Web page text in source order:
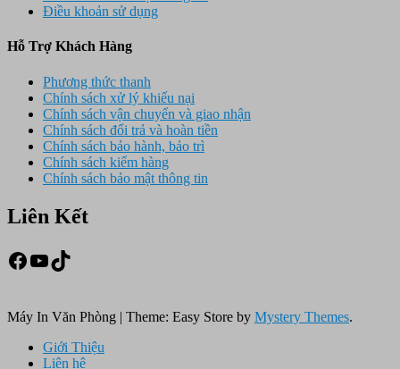
Điều khoản sử dụng
Hỗ Trợ Khách Hàng
Phương thức thanh
Chính sách xử lý khiếu nại
Chính sách vận chuyển và giao nhận
Chính sách đổi trả và hoàn tiền
Chính sách bảo hành, bảo trì
Chính sách kiểm hàng
Chính sách bảo mật thông tin
Liên Kết
Facebook
Youtube
TikTok
Máy In Văn Phòng | Theme: Easy Store by Mystery Themes.
Giới Thiệu
Liên hệ